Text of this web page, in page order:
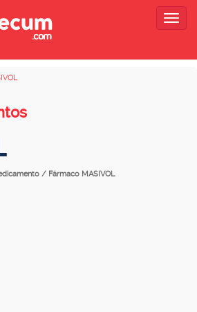
/ Fármaco MASIVOL